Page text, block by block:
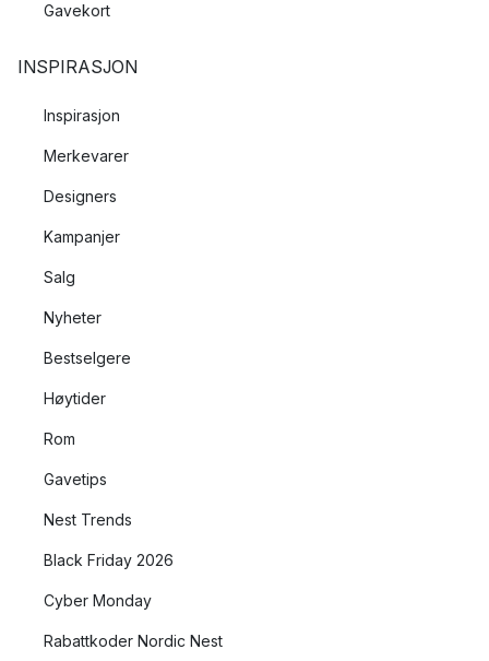
Gavekort
INSPIRASJON
Inspirasjon
Merkevarer
Designers
Kampanjer
Salg
Nyheter
Bestselgere
Høytider
Rom
Gavetips
Nest Trends
Black Friday 2026
Cyber Monday
Rabattkoder Nordic Nest